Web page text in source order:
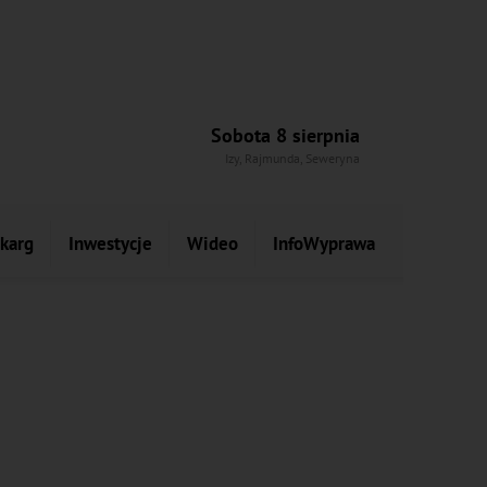
Sobota 8 sierpnia
Izy, Rajmunda, Seweryna
Inwestycje Wideo InfoWyprawa